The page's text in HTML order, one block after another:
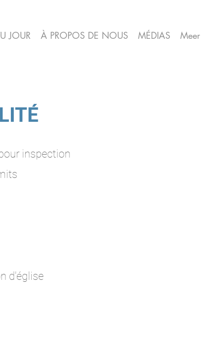
JOUR À PROPOS DE NOUS MÉDIAS Meer
inspection
d'église